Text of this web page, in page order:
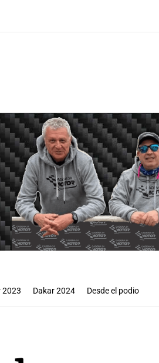
2023 Dakar 2024 Desde el podio